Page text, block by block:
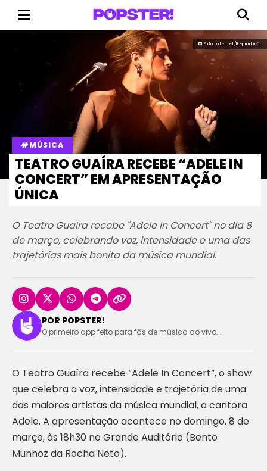
Foto: Internet/Reprodução
#MÚSICA
TEATRO GUAÍRA RECEBE “ADELE IN
CONCERT” EM APRESENTAÇÃO
ÚNICA
O Teatro Guaíra recebe "Adele In Concert" no dia 8
de março, celebrando voz, intensidade e uma das
trajetórias mais bonita da música mundial.
POR POPSTER!
O primeiro app feito para fãs de música ao vivo...
O Teatro Guaíra recebe “Adele In Concert”, o show
que celebra a voz, intensidade e trajetória de uma
das maiores artistas da música mundial, a cantora
Adele. A apresentação acontece no domingo, 8 de
março, às 18h30 no Grande Auditório (Bento
Munhoz da Rocha Neto).